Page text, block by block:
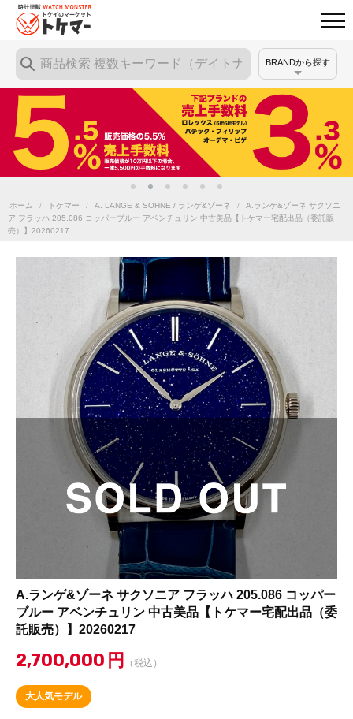
BRANDから探す
ホーム / トケマー / A. LANGE & SOHNE / ランゲ&ゾーネ /
A.ランゲ&ゾーネ サクソニ
ア フラッハ 205.086 コッパーブルー アベンチュリン 中古美品【トケマー宅配出品（委託販
売）】20260217
A.ランゲ&ゾーネ サクソニア フラッハ 205.086 コッパー
ブルー アベンチュリン 中古美品【トケマー宅配出品（委
託販売）】20260217
2,700,000 円 （税込）
大人気モデル